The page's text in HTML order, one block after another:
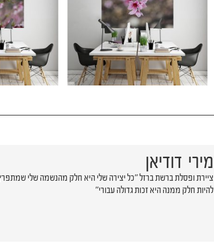
מירי דודיאן
ציירת ופסלת ברשת ברזל ״כל יצירה שלי היא חלק מהנשמה שלי
להיות חלק ממנה היא זכות גדולה עבורי״